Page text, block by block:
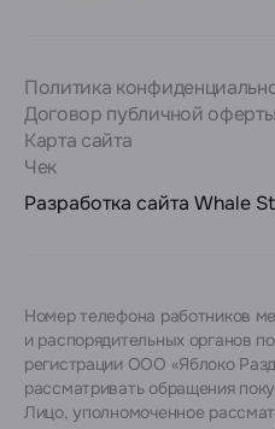
Политика
Договор публичной оферты
Карта сайта
Чек
Разработка сайта Whale
Номер телефона работников
и распорядительных органов
регистрации ООО «Яблоко
рассматривать обращения
Лицо, уполномоченное